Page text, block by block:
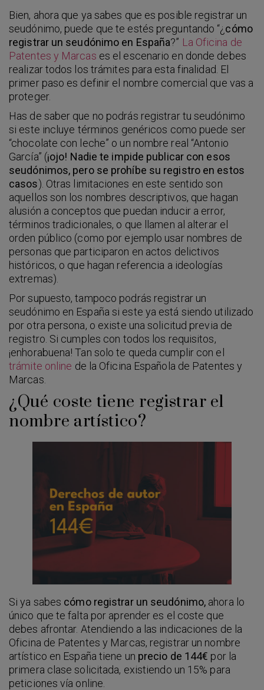
Bien, ahora que ya sabes que es posible registrar un
seudónimo, puede que te estés preguntando “¿ cómo
registrar un seudónimo en España?” La Oficina de
Patentes y Marcas es el escenario en donde debes
realizar todos los trámites para esta finalidad. El
primer paso es definir el nombre comercial que vas a
proteger.
Has de saber que no podrás registrar tu seudónimo
si este incluye términos genéricos como puede ser
“chocolate con leche” o un nombre real “Antonio
García” (¡ojo! Nadie te impide publicar con esos
seudónimos, pero se prohíbe su registro en estos
casos). Otras limitaciones en este sentido son
aquellos son los nombres descriptivos, que hagan
alusión a conceptos que puedan inducir a error,
términos tradicionales, o que llamen al alterar el
orden público (como por ejemplo usar nombres de
personas que participaron en actos delictivos
históricos, o que hagan referencia a ideologías
extremas).
Por supuesto, tampoco podrás registrar un
seudónimo en España si este ya está siendo utilizado
por otra persona, o existe una solicitud previa de
registro. Si cumples con todos los requisitos,
¡enhorabuena! Tan solo te queda cumplir con el
trámite online de la Oficina Española de Patentes y
Marcas.
¿Qué coste tiene registrar el
nombre artístico?
Si ya sabes cómo registrar un seudónimo, ahora lo
único que te falta por aprender es el coste que
debes afrontar. Atendiendo a las indicaciones de la
Oficina de Patentes y Marcas, registrar un nombre
artístico en España tiene un precio de 144€ por la
primera clase solicitada, existiendo un 15% para
peticiones vía online.